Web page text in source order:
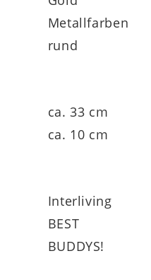
nutzen. Bitte
der
in drei Höhen und
Metallfarben
rund
ca. 33 cm
ca. 10 cm
Interliving
BEST
BUDDYS!